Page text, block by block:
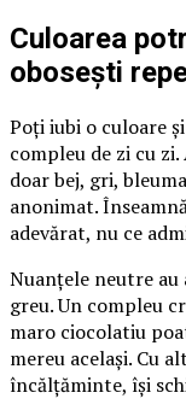
Culoarea
obosești
Poți iubi o culoare
compleu de zi cu
doar bej, gri,
anonimat.
adevărat, nu ce
Nuanțele neutre au
greu. Un compleu
maro ciocolatiu
mereu același. Cu
încălțăminte, își